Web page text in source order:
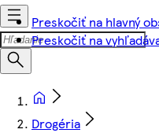
Preskočiť na hlavný
Preskočiť na
Drogéria